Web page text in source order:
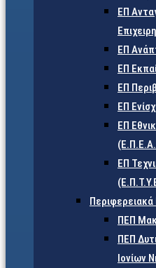
ΕΠ
ΕΠ
ΕΠ
ΕΠ
ΕΠ
ΕΠ
ΕΠ
Περιφερειακά
ΠΕΠ
ΠΕΠ
Ιονίων